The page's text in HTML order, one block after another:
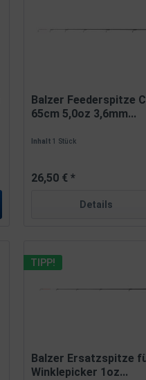
Balzer Feederspitze
65cm 5,0oz 3,6mm...
Inhalt1 Stück
26,50 € *
Details
TIPP!
Balzer Ersatzspitze
Winklepicker 1oz...